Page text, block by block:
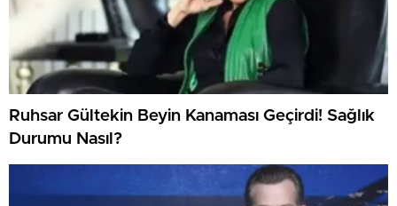
Ruhsar Gültekin Beyin Kanaması Geçirdi! Sağlık
Durumu Nasıl?